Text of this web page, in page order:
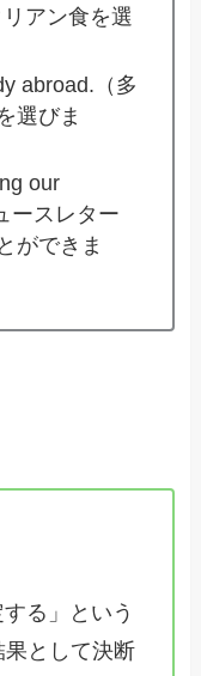
アン食を選
abroad.（多
選びま
our
ースレター
ができま
る」という
として決断